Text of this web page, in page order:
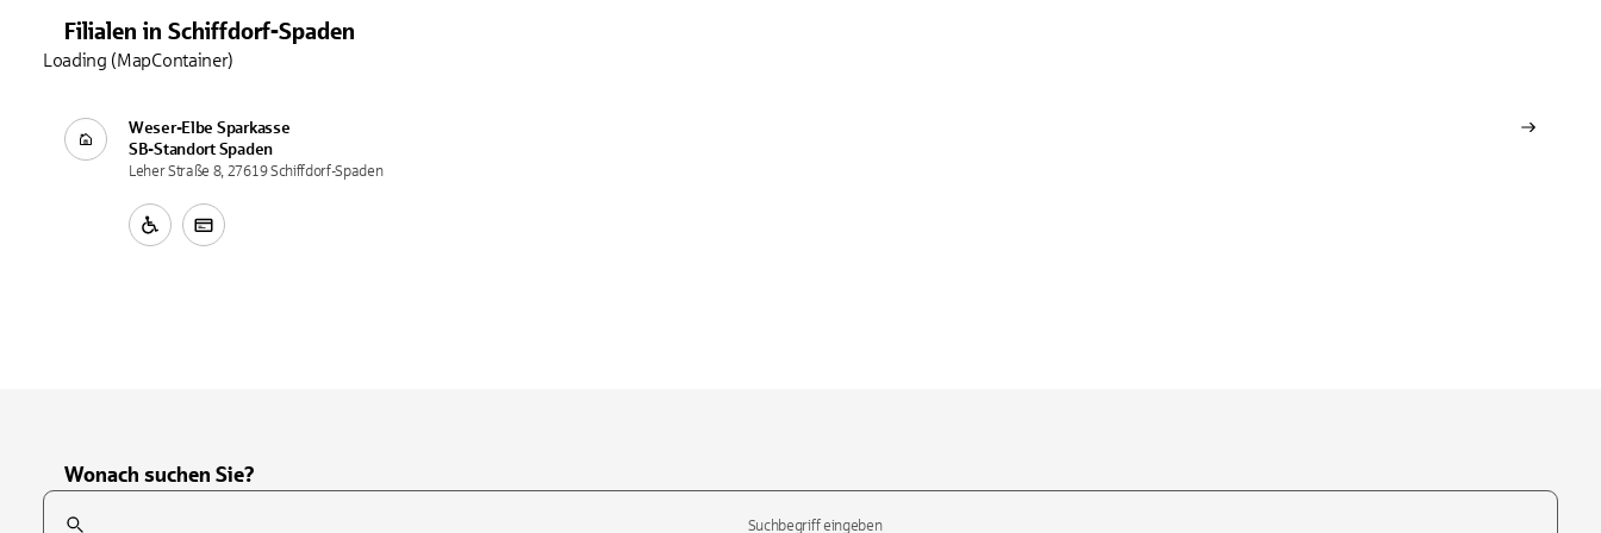
Filialen in Schiffdorf-Spaden
Weser-Elbe Sparkasse
SB-Standort Spaden
Leher Straße 8, 27619 Schiffdorf-Spaden
Loading (MapContainer)
Wonach suchen Sie?
Suchfeld